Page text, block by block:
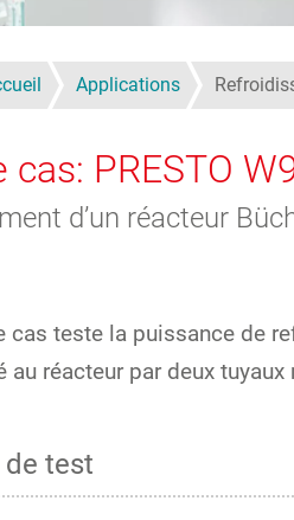
Applications
cas: PRESTO
d’un réacteur
cas teste la puissance de
au réacteur par deux
test